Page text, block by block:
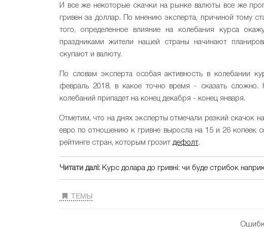
И все же некоторые скачки на рынке валюты все же
гривен за доллар. По мнению эксперта, причиной тому
того, определенное влияние на колебания курса
праздниками жители нашей страны начинают
скупают и валюту.
По словам эксперта особая активность в колебании
февраль 2018, в какое точно время - сказать
колебаний припадет на конец декабря - конец января.
Отметим, что на днях эксперты отмечали резкий скачок
евро по отношению к гривне выросла на 15 и 26 копеек
рейтинге стран, которым грозит дефолт.
Читати далі: Курс долара до гривні: чи буде стрибок
ТЕМЫ